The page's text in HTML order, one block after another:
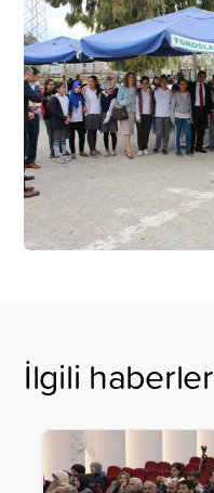
İlgili haberler